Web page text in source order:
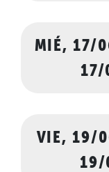
MIÉ, 17/
17/
VIE, 19/
19/